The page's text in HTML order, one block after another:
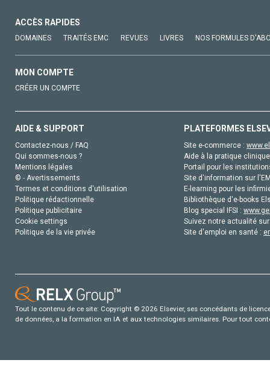
ACCÈS RAPIDES
DOMAINES TRAITÉS EMC REVUES LIVRES NOS FORMULES
MON COMPTE
CRÉER UN COMPTE
AIDE & SUPPORT
Contactez-nous / FAQ
Qui sommes-nous ?
Mentions légales
© - Avertissements
Termes et conditions d'utilisation
Politique rédactionnelle
Politique publicitaire
Cookie settings
Politique de la vie privée
PLATEFORMES
Site e-commerce :
Aide à la pratique
Portail pour les
Site d'information sur
E-learning pour les
Bibliothèque d'e-books
Blog special IFSI :
Suivez notre actualité
Site d'emploi en santé :
Tout le contenu de ce site: Copyright © 2026 Elsevier, ses concédants de
de données, a la formation en IA et aux technologies similaires. Pour tout